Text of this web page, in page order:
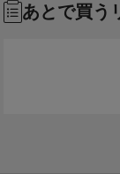
あとで買う